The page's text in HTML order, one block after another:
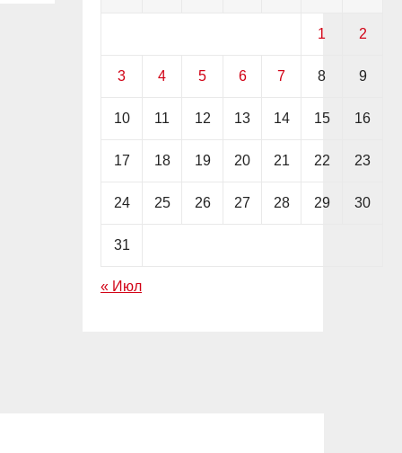
1 2
3 4 5 6 7 8 9
10 11 12 13 14 15 16
17 18 19 20 21 22 23
24 25 26 27 28 29 30
31
« Июл